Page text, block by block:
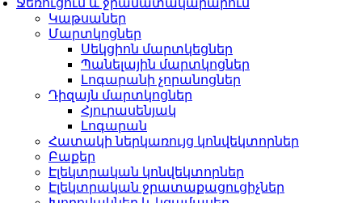
Կաթսաներ
Մարտկոցներ
Սեկցիոն մարտկեցներ
Պանելային մարտկոցներ
Լոգարանի չորանոցներ
Դիզայն մարտկոցներ
Հյուրասենյակ
Լոգարան
Հատակի ներկառույց կոնվեկտորներ
Բաքեր
Էլեկտրական կոնվեկտորներ
Էլեկտրական ջրատաքացուցիչներ